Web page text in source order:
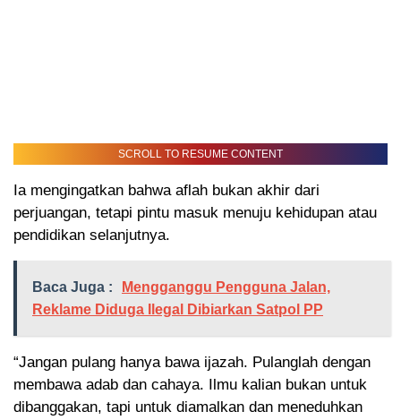
SCROLL TO RESUME CONTENT
Ia mengingatkan bahwa aflah bukan akhir dari
perjuangan, tetapi pintu masuk menuju kehidupan atau
pendidikan selanjutnya.
Baca Juga :
Mengganggu Pengguna Jalan,
Reklame Diduga Ilegal Dibiarkan Satpol PP
“Jangan pulang hanya bawa ijazah. Pulanglah dengan
membawa adab dan cahaya. Ilmu kalian bukan untuk
dibanggakan, tapi untuk diamalkan dan meneduhkan